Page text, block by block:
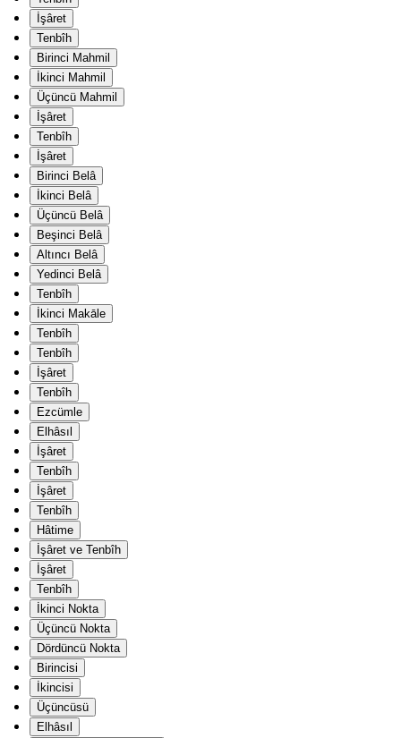
İşâret
Tenbîh
Birinci Mahmil
İkinci Mahmil
Üçüncü Mahmil
İşâret
Tenbîh
İşâret
Birinci Belâ
İkinci Belâ
Üçüncü Belâ
Beşinci Belâ
Altıncı Belâ
Yedinci Belâ
Tenbîh
İkinci Makāle
Tenbîh
Tenbîh
İşâret
Tenbîh
Ezcümle
Elhâsıl
İşâret
Tenbîh
İşâret
Tenbîh
Hâtime
İşâret ve Tenbîh
İşâret
Tenbîh
İkinci Nokta
Üçüncü Nokta
Dördüncü Nokta
Birincisi
İkincisi
Üçüncüsü
Elhâsıl